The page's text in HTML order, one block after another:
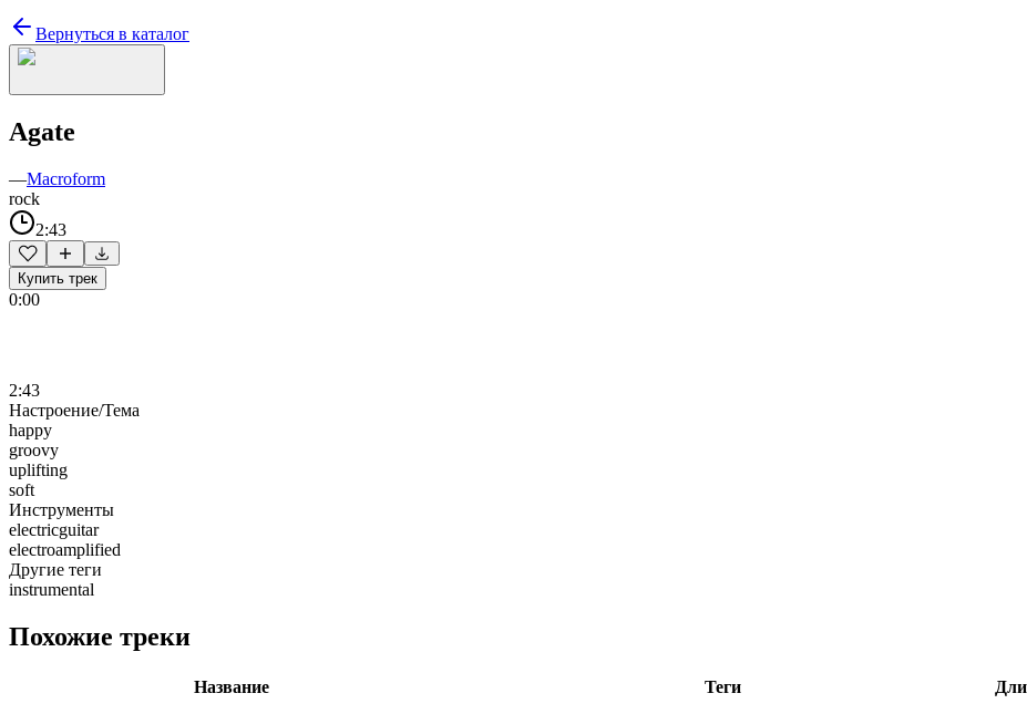
Вернуться в каталог
Agate
—Macroform
rock
2:43
Купить трек
0:00
2:43
Настроение/Тема
happy
groovy
uplifting
soft
Инструменты
electricguitar
electroamplified
Другие теги
instrumental
Похожие треки
Название Теги